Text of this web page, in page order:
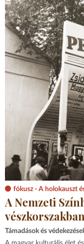
fókusz - A holokauszt
A Nemzeti
Támadások és